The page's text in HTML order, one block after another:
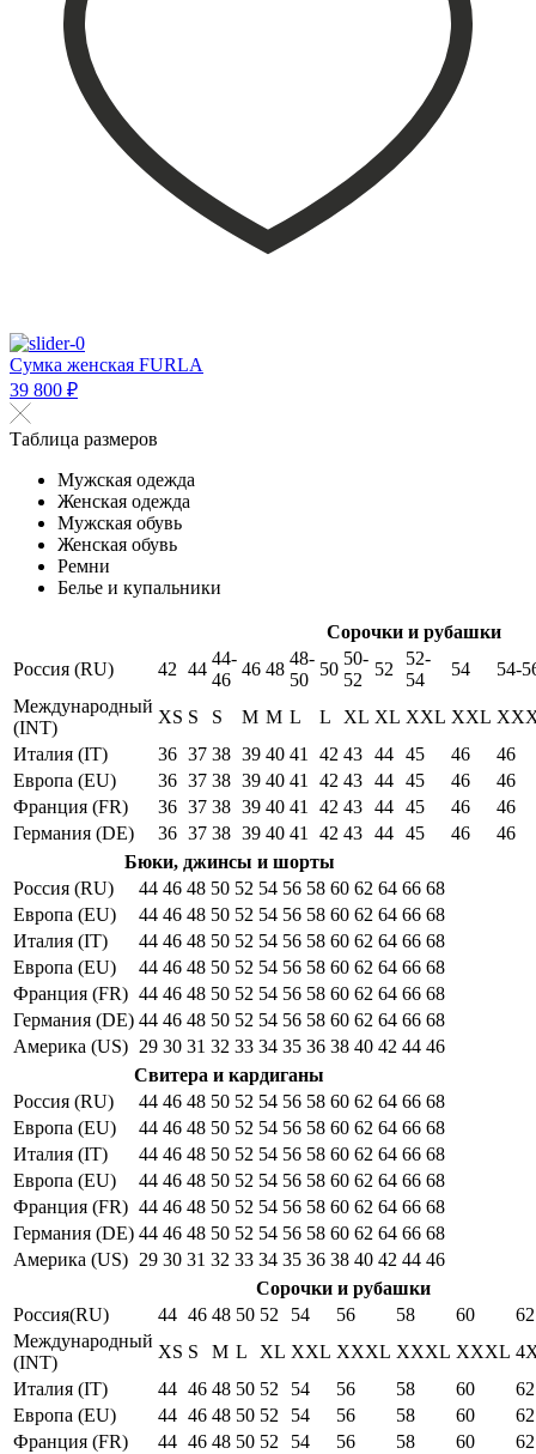
Сумка женская FURLA
39 800 ₽
Таблица размеров
Мужская одежда
Женская одежда
Мужская обувь
Женская обувь
Ремни
Белье и купальники
Сорочки и рубашки
Россия (RU)
42 44
44-
46
46 48
48-
50
50
50-
52
52
52-
54
54
54-
Международный
(INT)
XS S S M M L L XL XL XXL XXL
Италия (IT)
36 37 38 39 40 41 42 43 44 45 46
46
Европа (EU)
36 37 38 39 40 41 42 43 44 45 46
46
Франция (FR)
36 37 38 39 40 41 42 43 44 45 46
46
Германия (DE)
36 37 38 39 40 41 42 43 44 45 46
46
Бюки, джинсы и шорты
Россия (RU)
44 46 48 50 52 54 56 58 60 62 64 66 68
Европа (EU)
44 46 48 50 52 54 56 58 60 62 64 66 68
Италия (IT)
44 46 48 50 52 54 56 58 60 62 64 66 68
Европа (EU)
44 46 48 50 52 54 56 58 60 62 64 66 68
Франция (FR) 44 46 48 50 52 54 56 58 60 62 64 66 68
Германия (DE) 44 46 48 50 52 54 56 58 60 62 64 66 68
Америка (US) 29 30 31 32 33 34 35 36 38 40 42 44 46
Свитера и кардиганы
Россия (RU)
44 46 48 50 52 54 56 58 60 62 64 66 68
Европа (EU)
44 46 48 50 52 54 56 58 60 62 64 66 68
Италия (IT)
44 46 48 50 52 54 56 58 60 62 64 66 68
Европа (EU)
44 46 48 50 52 54 56 58 60 62 64 66 68
Франция (FR) 44 46 48 50 52 54 56 58 60 62 64 66 68
Германия (DE) 44 46 48 50 52 54 56 58 60 62 64 66 68
Америка (US) 29 30 31 32 33 34 35 36 38 40 42 44 46
Сорочки и рубашки
Россия(RU)
44 46 48 50 52 54 56 58 60
62
Международный
(INT)
XS S M L XL XXL XXXL XXXL XXXL
Италия (IT)
44 46 48 50 52 54 56 58 60
62
Европа (EU)
44 46 48 50 52 54 56 58 60
62
Франция (FR)
44 46 48 50 52 54 56 58 60
62